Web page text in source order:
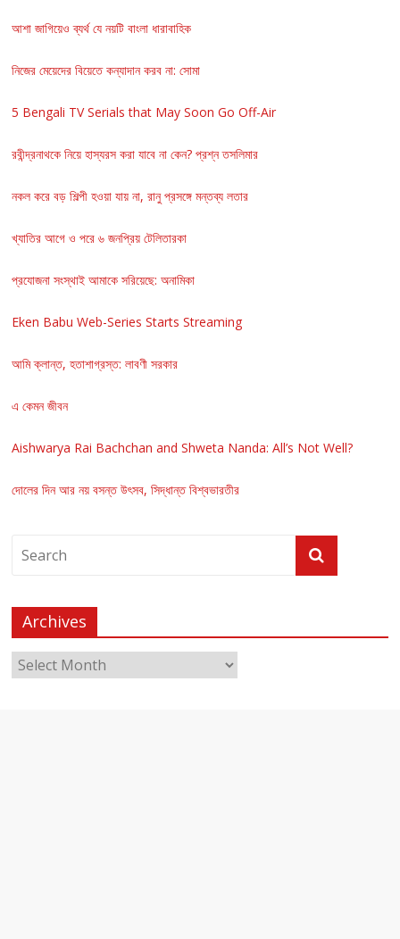
আশা জাগিয়েও ব্যর্থ যে নয়টি বাংলা ধারাবাহিক
নিজের মেয়েদের বিয়েতে কন্যাদান করব না: সোমা
5 Bengali TV Serials that May Soon Go Off-Air
রবীন্দ্রনাথকে নিয়ে হাস্যরস করা যাবে না কেন? প্রশ্ন তসলিমার
নকল করে বড় শিল্পী হওয়া যায় না, রানু প্রসঙ্গে মন্তব্য লতার
খ্যাতির আগে ও পরে ৬ জনপ্রিয় টেলিতারকা
প্রযোজনা সংস্থাই আমাকে সরিয়েছে: অনামিকা
Eken Babu Web-Series Starts Streaming
আমি ক্লান্ত, হতাশাগ্রস্ত: লাবণী সরকার
এ কেমন জীবন
Aishwarya Rai Bachchan and Shweta Nanda: All’s Not Well?
দোলের দিন আর নয় বসন্ত উৎসব, সিদ্ধান্ত বিশ্বভারতীর
Archives